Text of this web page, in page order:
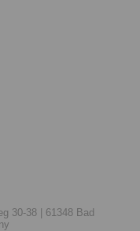
30-38 |
61348 Bad